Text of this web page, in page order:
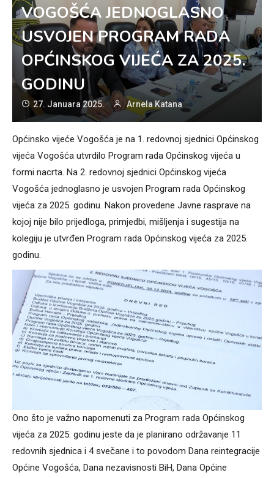
VOGOŠĆA JEDNOGLASNO
USVOJEN PROGRAM RADA
OPĆINSKOG VIJEĆA ZA 2025.
GODINU
27. Januara 2025. Arnela Katana
Općinsko vijeće Vogošća je na 1. redovnoj sjednici Općinskog
vijeća Vogošća utvrdilo Program rada Općinskog vijeća u
formi nacrta. Na 2. redovnoj sjednici Općinskog vijeća
Vogošća jednoglasno je usvojen Program rada Općinskog
vijeća za 2025. godinu. Nakon provedene Javne rasprave na
kojoj nije bilo prijedloga, primjedbi, mišljenja i sugestija na
kolegiju je utvrđen Program rada Općinskog vijeća za 2025.
godinu.
Ono što je važno napomenuti za Program rada Općinskog
vijeća za 2025. godinu jeste da je planirano održavanje 11
redovnih sjednica i 4 svečane i to povodom Dana reintegracije
Općine Vogošća, Dana nezavisnosti BiH, Dana Općine